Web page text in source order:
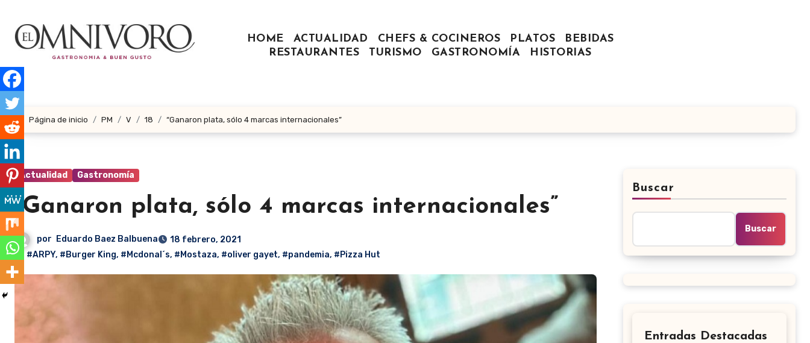
contenido
HOME ACTUALIDAD CHEFS & COCINEROS PLATOS
BEBIDAS
RESTAURANTES
TURISMO GASTRONOMÍA HISTORIAS
Página de inicio PM V 18 “Ganaron plata, sólo 4 marcas internacionales”
Actualidad Gastronomía
“Ganaron plata, sólo 4 marcas internacionales”
por Eduardo Baez Balbuena
18 febrero, 2021
#ARPY, #Burger King, #Mcdonal´s, #Mostaza, #oliver gayet, #pandemia, #Pizza Hut
Buscar
Buscar
Entradas Destacadas